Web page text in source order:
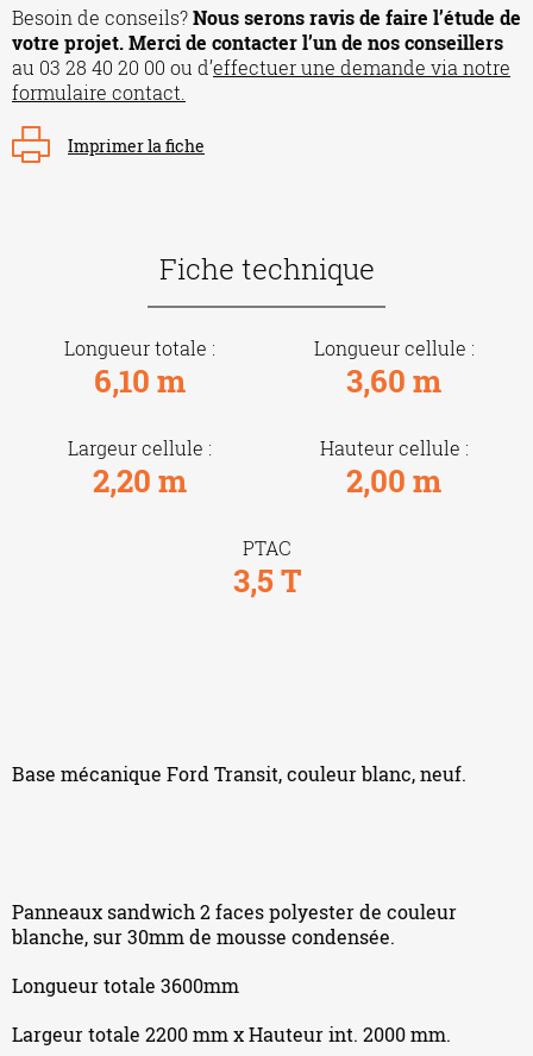
Besoin de conseils?Nous serons ravis de faire l’étude de
votre projet. Merci de contacter l’un de nos conseillers
au 03 28 40 20 00 ou d’effectuer une demande via notre
formulaire contact.
Imprimer la fiche
Fiche technique
Longueur totale :
6,10 m
Longueur cellule :
3,60 m
Largeur cellule :
2,20 m
Hauteur cellule :
2,00 m
PTAC
3,5 T
Base mécanique Ford Transit, couleur blanc, neuf.
Panneaux sandwich 2 faces polyester de couleur
blanche, sur 30mm de mousse condensée.
Longueur totale 3600mm
Largeur totale 2200 mm x Hauteur int. 2000 mm.